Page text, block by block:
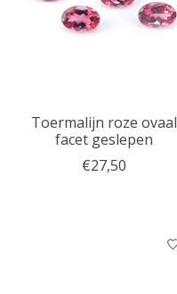
Toermalijn roze ovaal
facet geslepen
€27,50